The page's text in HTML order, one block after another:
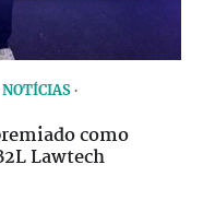
NOTÍCIAS
como
Lawtech